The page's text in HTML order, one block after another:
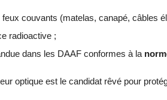
couvants (matelas, canapé, câbles
radioactive ;
dans les DAAF conformes à la
optique est le candidat rêvé pour